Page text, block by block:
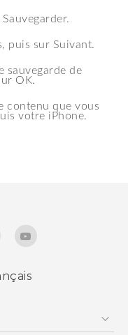
puis sur Suivant.
sauvegarde de
OK.
contenu que vous
votre iPhone.